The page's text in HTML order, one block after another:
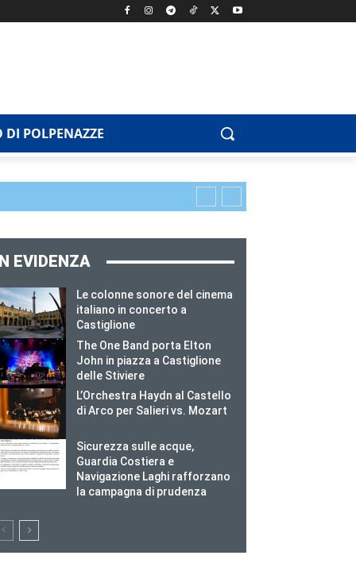
DI POLPENAZZE
EVIDENZA
Le colonne sonore del cinema
italiano in concerto a
Castiglione
The One Band porta Elton
John in piazza a Castiglione
delle Stiviere
L’Orchestra Haydn al Castello
di Arco per Salieri vs. Mozart
Sicurezza sulle acque,
Guardia Costiera e
Navigazione Laghi rafforzano
la campagna di prudenza